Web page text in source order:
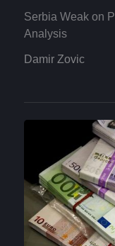
Serbia Weak on
Analysis
Damir Zovic